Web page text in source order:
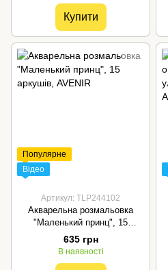
Купити
Популярне
Відео
Артикул: TLP244102
Акварельна розмальовка
"Маленький принц", 15
аркушів, AVENIR
635 грн
В наявності